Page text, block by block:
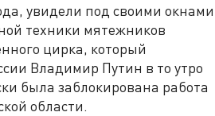
увидели под своими окнами
техники мятежников
цирка, который
Владимир Путин в то утро
была заблокирована работа
области.